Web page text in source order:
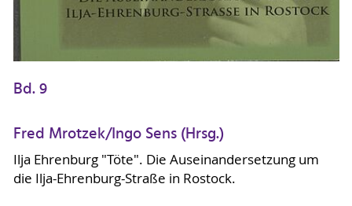
Bd. 9
Fred Mrotzek/Ingo Sens (Hrsg.)
Ilja Ehrenburg "Töte". Die Auseinandersetzung um
die Ilja-Ehrenburg-Straße in Rostock.